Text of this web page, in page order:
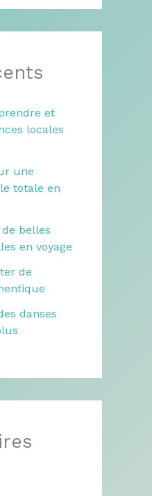
et
locales
une
totale en
belles
en voyage
de
danses